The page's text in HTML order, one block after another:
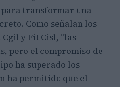
transformar una
Como señalan los
y Fit Cisl, “las
pero el compromiso de
ha superado los
ha permitido que el